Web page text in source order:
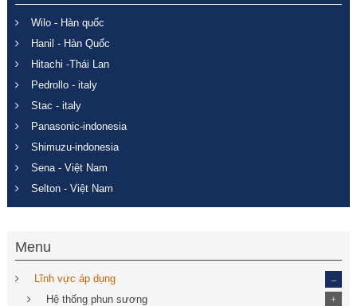
Wilo - Hàn quốc
Hanil - Hàn Quốc
Hitachi -Thái Lan
Pedrollo - italy
Stac - italy
Panasonic-indonesia
Shimuzu-indonesia
Sena - Việt Nam
Selton - Việt Nam
Menu
Lĩnh vực áp dụng
Hệ thống phun sương +